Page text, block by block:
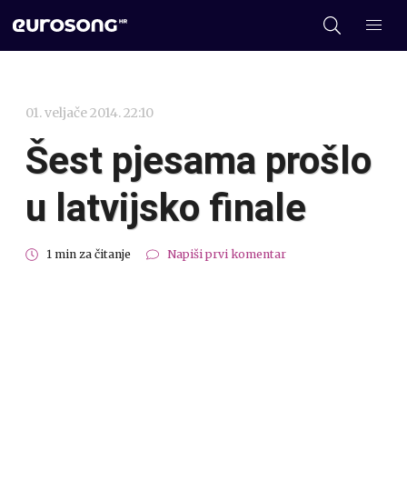
01. veljače 2014. 22:10
Šest pjesama prošlo
u latvijsko finale
1 min za čitanje Napiši prvi komentar